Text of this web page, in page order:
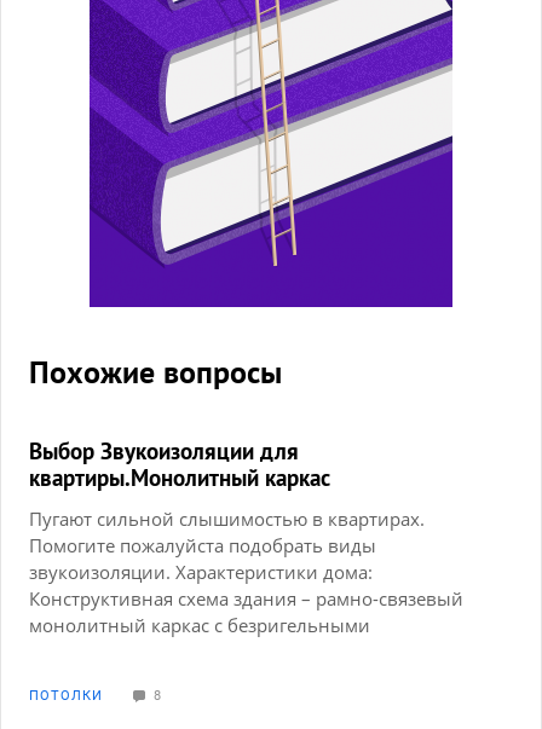
Похожие вопросы
Выбор Звукоизоляции для
квартиры.Монолитный каркас
Пугают сильной слышимостью в квартирах.
Помогите пожалуйста подобрать виды
звукоизоляции. Характеристики дома:
Конструктивная схема здания – рамно-связевый
монолитный каркас с безригельными
F35-2 по ГОСТ 31360-2007, толщиной 300 мм;
ПОТОЛКИ 8